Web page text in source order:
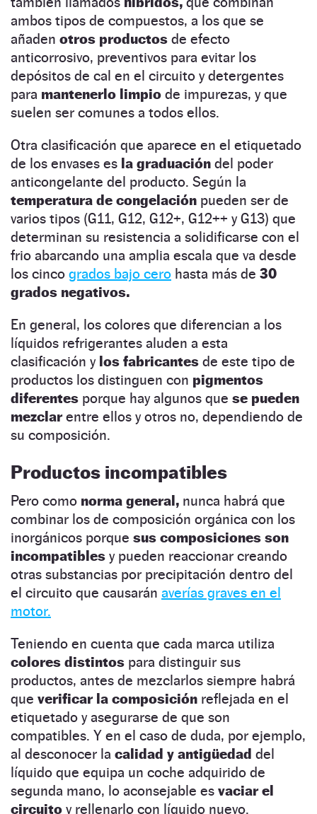
ambos tipos de compuestos, a los que se
añaden otros productos de efecto
anticorrosivo, preventivos para evitar los
depósitos de cal en el circuito y detergentes
para mantenerlo limpio de impurezas, y que
suelen ser comunes a todos ellos.
Otra clasificación que aparece en el etiquetado
de los envases es la graduación del poder
anticongelante del producto. Según la
temperatura de congelación pueden ser de
varios tipos (G11, G12, G12+, G12++ y G13) que
determinan su resistencia a solidificarse con el
frio abarcando una amplia escala que va desde
los cinco grados bajo cero hasta más de 30
grados negativos.
En general, los colores que diferencian a los
líquidos refrigerantes aluden a esta
clasificación y los fabricantes de este tipo de
productos los distinguen con pigmentos
diferentes porque hay algunos que se pueden
mezclarentre ellos y otros no, dependiendo de
su composición.
Productos incompatibles
Pero como norma general, nunca habrá que
combinar los de composición orgánica con los
inorgánicos porque sus composiciones son
incompatibles y pueden reaccionar creando
otras substancias por precipitación dentro del
el circuito que causarán averías graves en el
motor.
Teniendo en cuenta que cada marca utiliza
colores distintos para distinguir sus
productos, antes de mezclarlos siempre habrá
que verificar la composición reflejada en el
etiquetado y asegurarse de que son
compatibles. Y en el caso de duda, por ejemplo,
al desconocer la calidad y antigüedad del
líquido que equipa un coche adquirido de
segunda mano, lo aconsejable es vaciar el
circuito y rellenarlo con líquido nuevo.